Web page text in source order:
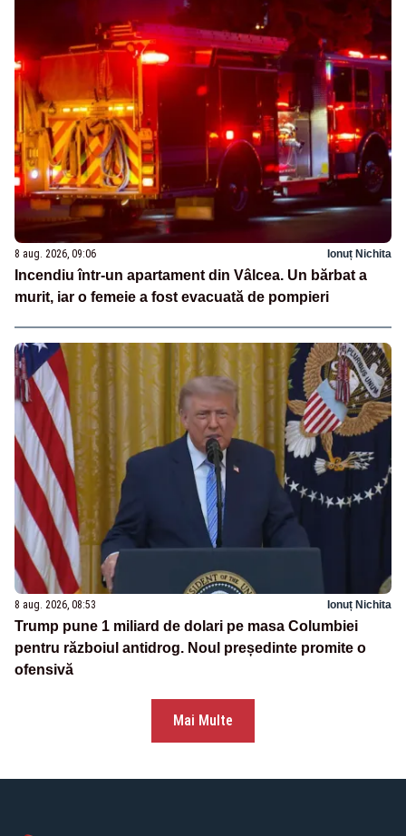
8 aug. 2026, 09:06 Ionuț Nichita
Incendiu într-un apartament din Vâlcea. Un bărbat a
murit, iar o femeie a fost evacuată de pompieri
8 aug. 2026, 08:53 Ionuț Nichita
Trump pune 1 miliard de dolari pe masa Columbiei
pentru războiul antidrog. Noul președinte promite o
ofensivă
Mai Multe